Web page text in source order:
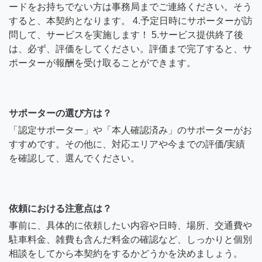
ードをお持ちでない方は事務局までご連絡ください。そう
すると、本契約となります。 4.予定日時にサポーターが訪
問して、サービスを実施します！ 5.サービス提供終了後
は、必ず、評価をしてください。評価まで完了すると、サ
ポーターが報酬を受け取ることができます。
サポーターの選び方は？
「認定サポーター」や「本人確認済み」のサポーターがお
すすめです。その他に、対応エリアや今までの評価/実績
を確認して、選んでください。
依頼における注意点は？
事前に、具体的に依頼したい内容や日時、場所、交通費や
駐車料金、雑費も含んだ料金の確認など、しっかりと個別
相談をしてから本契約をするかどうかを決めましょう。